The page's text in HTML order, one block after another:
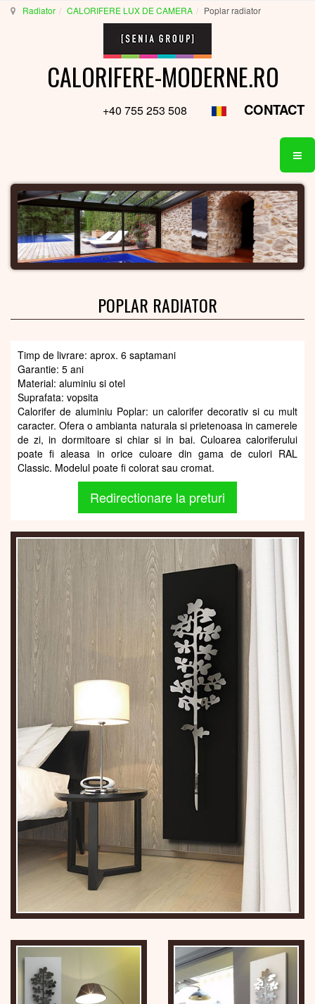
Radiator CALORIFERE LUX DE CAMERA Poplar radiator
CALORIFERE-MODERNE.RO
+40 755 253 508 CONTACT
POPLAR RADIATOR
Timp de livrare: aprox. 6 saptamani
Garantie: 5 ani
Material: aluminiu si otel
Suprafata: vopsita
Calorifer de aluminiu Poplar: un calorifer decorativ si cu mult
caracter. Ofera o ambianta naturala si prietenoasa in camerele
de zi, in dormitoare si chiar si in bai. Culoarea caloriferului
poate fi aleasa in orice culoare din gama de culori RAL
Classic. Modelul poate fi colorat sau cromat.
Redirectionare la preturi